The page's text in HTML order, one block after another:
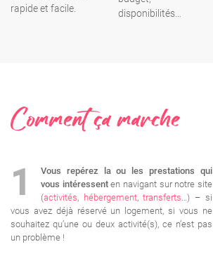
rapide et facile.
disponibilités…
Comment ça marche
1
Vous repérez la ou les prestations qui
vous intéressenten navigant sur notre site
(activités, hébergement,transferts…) – si
vous avez déjà réservé un logement, si vous ne
souhaitez qu’une ou deux activité(s), ce n’est pas
un problème !